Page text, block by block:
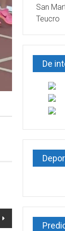
San
Teucro
De